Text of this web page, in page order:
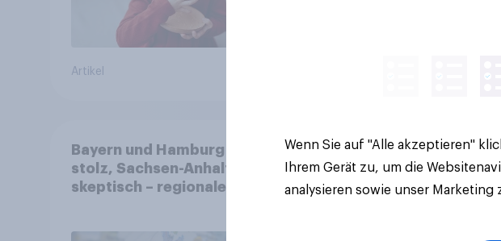
Artikel
Bayern und Hamburg
stolz, Sachsen-Anhalt
skeptisch – regionale
Wenn Sie auf "Alle akzeptieren"
Ihrem Gerät zu, um die
analysieren sowie unser Marketing